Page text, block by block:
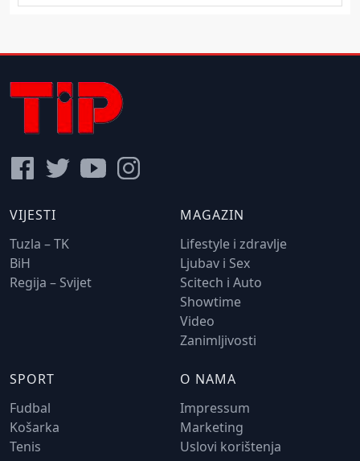
VIJESTI
Tuzla – TK
BiH
Regija – Svijet
MAGAZIN
Lifestyle i zdravlje
Ljubav i Sex
Scitech i Auto
Showtime
Video
Zanimljivosti
SPORT
Fudbal
Košarka
Tenis
O NAMA
Impressum
Marketing
Uslovi korištenja